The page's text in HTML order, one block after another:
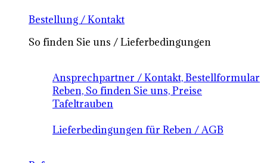
Bestellung / Kontakt
So finden Sie uns / Lieferbedingungen
Ansprechpartner / Kontakt, Bestellformular
Reben, So finden Sie uns, Preise
Tafeltrauben
Lieferbedingungen für Reben / AGB